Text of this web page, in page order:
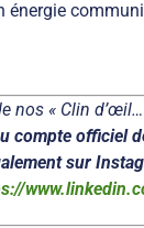
énergie
nos « Clin
compte officiel
sur